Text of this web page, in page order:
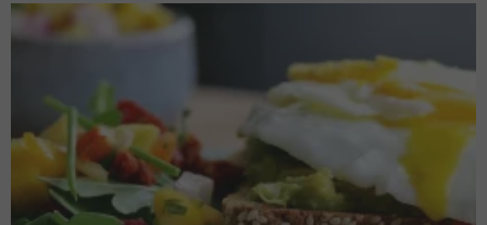
TIME ROAD
CLAIRE'S
ALCAMPO